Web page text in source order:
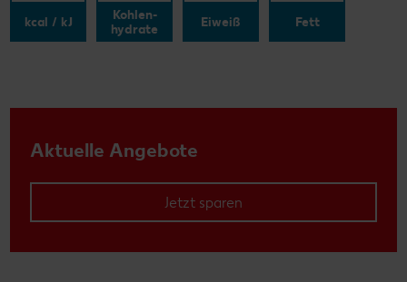
kcal / kJ
Kohlen-
hydrate
Eiweiß Fett
Aktuelle Angebote
Jetzt sparen